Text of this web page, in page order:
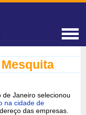
de Janeiro selecionou
na cidade de
das empresas.